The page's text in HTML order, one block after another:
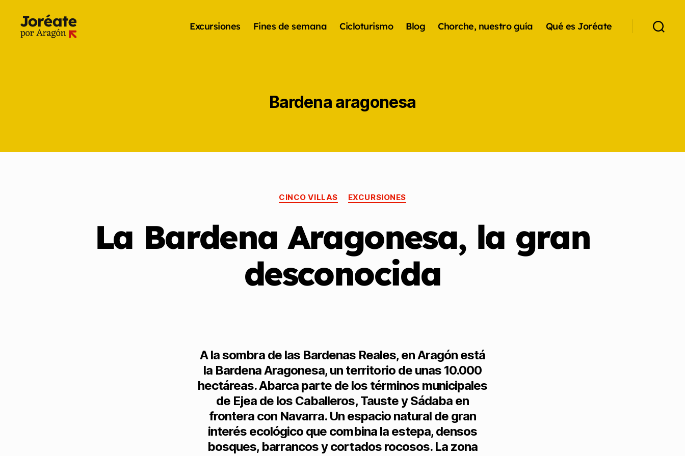
Excursiones Fines de semana Cicloturismo Blog Chorche, nuestro guía Qué es Joréate
Bardena aragonesa
CINCO VILLAS EXCURSIONES
La Bardena Aragonesa, la gran
desconocida
A la sombra de las Bardenas Reales, en Aragón está
la Bardena Aragonesa, un territorio de unas 10.000
hectáreas. Abarca parte de los términos municipales
de Ejea de los Caballeros, Tauste y Sádaba en
frontera con Navarra. Un espacio natural de gran
interés ecológico que combina la estepa, densos
bosques, barrancos y cortados rocosos. La zona